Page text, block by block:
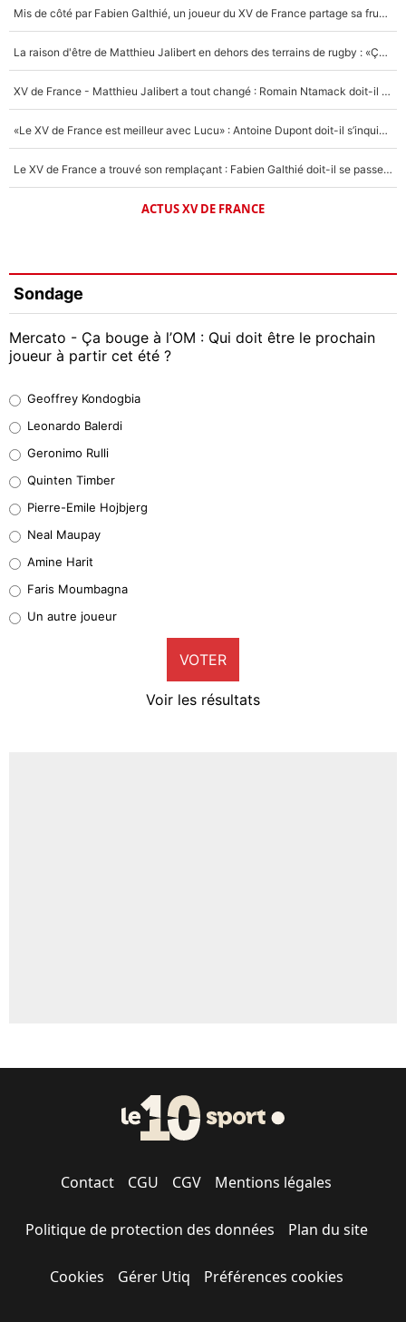
Mis de côté par Fabien Galthié, un joueur du XV de France partage sa frustration : «ils ne me l’ont pas dit tout de suite»
La raison d'être de Matthieu Jalibert en dehors des terrains de rugby : «Ça m'atteint autant que si tu touches à un membre de ma famille»
XV de France - Matthieu Jalibert a tout changé : Romain Ntamack doit-il s’inquiéter pour sa place à un an de la Coupe du monde ?
«Le XV de France est meilleur avec Lucu» : Antoine Dupont doit-il s’inquiéter pour sa place ?
Le XV de France a trouvé son remplaçant : Fabien Galthié doit-il se passer d'Antoine Dupont ?
ACTUS XV DE FRANCE
Sondage
Mercato - Ça bouge à l’OM : Qui doit être le prochain
joueur à partir cet été ?
38%
32%
5%
1%
9%
Geoffrey Kondogbia
Leonardo Balerdi
Geronimo Rulli
Quinten Timber
Pierre-Emile Hojbjerg
Neal Maupay
Amine Harit
Faris Moumbagna
Un autre joueur
VOTER
Voir les résultats
Contact CGU CGV Mentions légales
Politique de protection des données Plan du site
Cookies Gérer Utiq Préférences cookies